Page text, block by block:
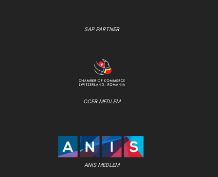
SAP PARTNER
CCER MEDLEM
ANIS MEDLEM